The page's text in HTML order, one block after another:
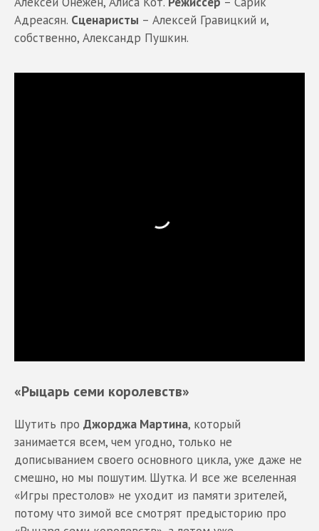
Адреасян. Сценаристы – Алексей Гравицкий и,
собственно, Александр Пушкин.
«Рыцарь семи королевств»
Шутить про Джорджа Мартина, который
занимается всем, чем угодно, только не
дописыванием своего основного цикла, уже даже не
смешно, но мы пошутим. Шутка. И все же вселенная
«Игры престолов» не уходит из памяти зрителей,
потому что зимой все смотрят предысторию про